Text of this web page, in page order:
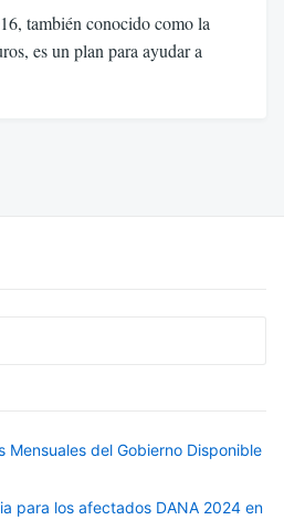
también conocido como la
es un plan para ayudar a
Mensuales del Gobierno Disponible
para los afectados DANA 2024 en